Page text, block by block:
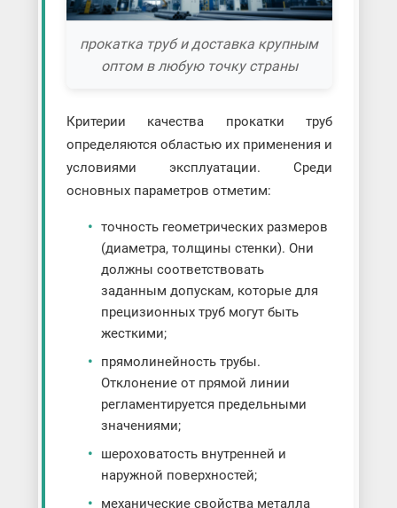
прокатка труб и доставка крупным
оптом в любую точку страны
Критерии качества прокатки труб
определяются областью их применения и
условиями эксплуатации. Среди
основных параметров отметим:
точность геометрических размеров
(диаметра, толщины стенки). Они
должны соответствовать
заданным допускам, которые для
прецизионных труб могут быть
жесткими;
прямолинейность трубы.
Отклонение от прямой линии
регламентируется предельными
значениями;
шероховатость внутренней и
наружной поверхностей;
механические свойства металла